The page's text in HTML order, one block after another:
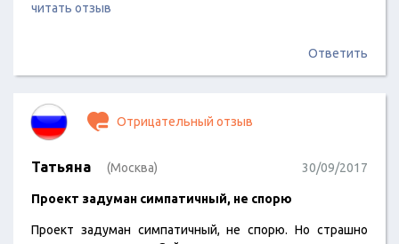
читать отзыв
Ответить
Отрицательный отзыв
Татьяна (Москва) 30/09/2017
Проект задуман симпатичный, не спорю
Проект задуман симпатичный, не спорю. Но страшно